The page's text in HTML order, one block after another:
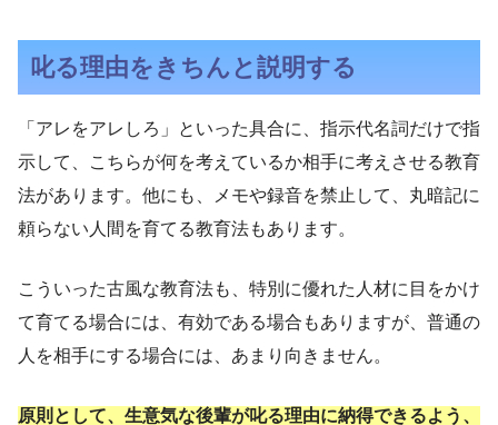
叱る理由をきちんと説明する
「アレをアレしろ」といった具合に、指示代名詞だけで指
示して、こちらが何を考えているか相手に考えさせる教育
法があります。他にも、メモや録音を禁止して、丸暗記に
頼らない人間を育てる教育法もあります。
こういった古風な教育法も、特別に優れた人材に目をかけ
て育てる場合には、有効である場合もありますが、普通の
人を相手にする場合には、あまり向きません。
原則として、生意気な後輩が叱る理由に納得できるよう、